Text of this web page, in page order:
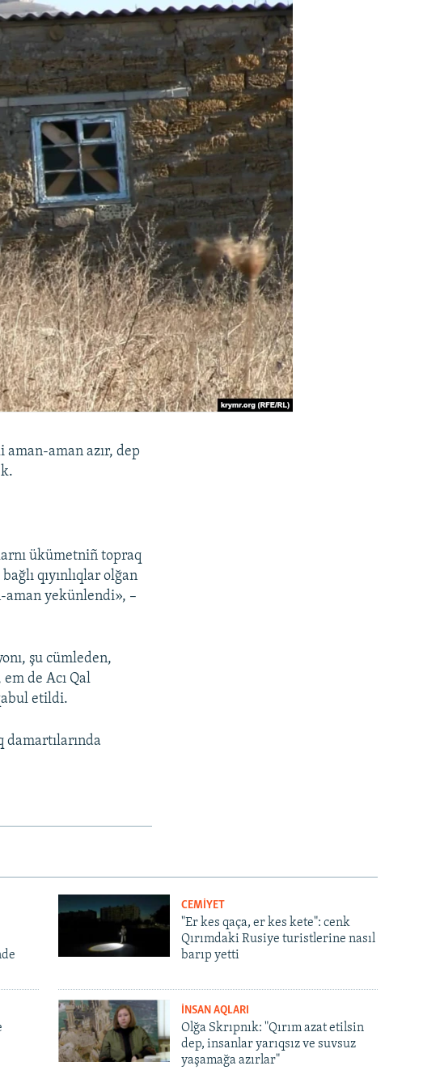
aman-aman azır, dep
ükümetniñ topraq
qıyınlıqlar olğan
yekünlendi», –
şu cümleden,
de Acı Qal
etildi.
damartılarında
CEMİYET
"Er kes qaça, er kes kete": cenk
Qırımdaki Rusiye turistlerine nasıl
barıp yetti
İNSAN AQLARI
Olğa Skrıpnık: "Qırım azat etilsin
dep, insanlar yarıqsız ve suvsuz
yaşamağa azırlar"